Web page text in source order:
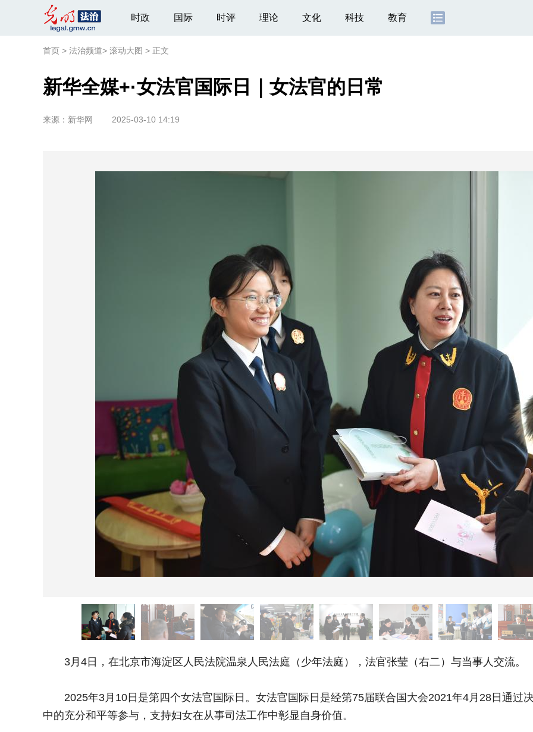
时政 国际 时评 理论 文化 科技 教育
首页 > 法治频道> 滚动大图 > 正文
新华全媒+·女法官国际日｜女法官的日常
来源： 新华网 2025-03-10 14:19
3月4日，在北京市海淀区人民法院温泉人民法庭（少年法庭），法官张莹（右二）与当事人交流。
2025年3月10日是第四个女法官国际日。女法官国际日是经第75届联合国大会2021年4月28日通过
中的充分和平等参与，支持妇女在从事司法工作中彰显自身价值。